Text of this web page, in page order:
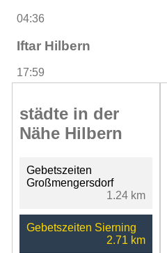
04:36
Iftar Hilbern
17:59
städte in der
Nähe Hilbern
Gebetszeiten
Großmengersdorf
1.24 km
Gebetszeiten Sierning
2.71 km